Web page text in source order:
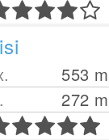
553 m
272 m